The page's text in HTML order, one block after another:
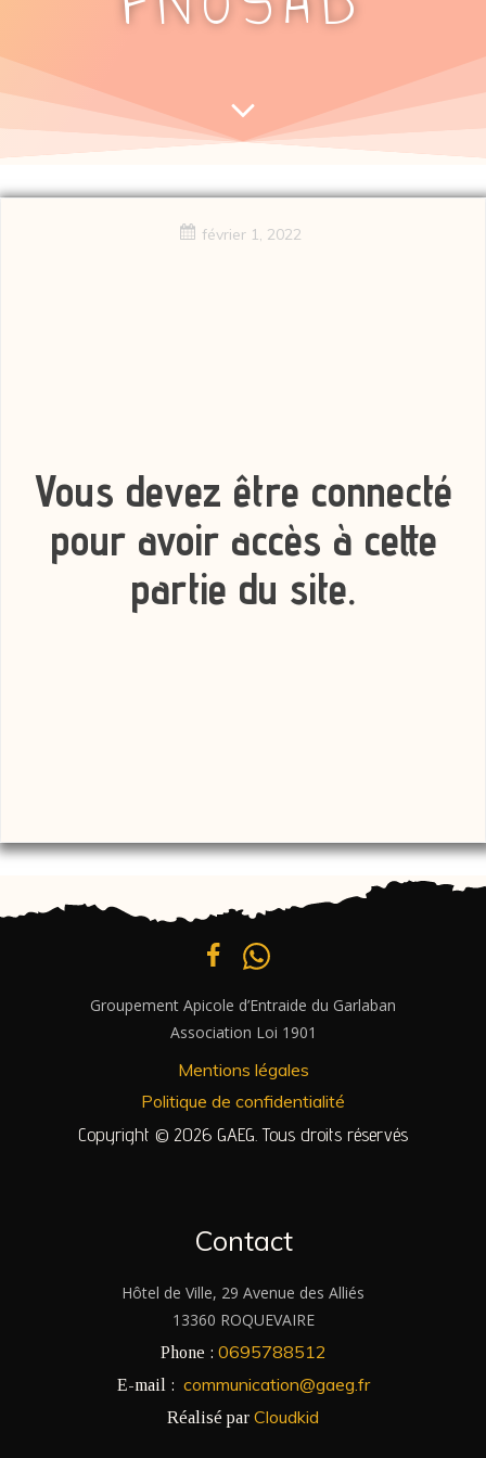
février 1, 2022
Vous devez être connecté
pour avoir accès à cette
partie du site.
Groupement Apicole d’Entraide du Garlaban
Association Loi 1901
Mentions légales
Politique de confidentialité
Copyright © 2026 GAEG. Tous droits réservés
Contact
Hôtel de Ville, 29 Avenue des Alliés
13360 ROQUEVAIRE
Phone : 0695788512
E-mail : communication@gaeg.fr
Réalisé par Cloudkid